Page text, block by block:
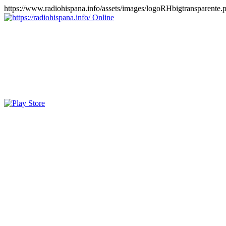
https://www.radiohispana.info/assets/images/
Online